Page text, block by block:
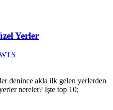
Yerler
denince akla ilk gelen yerlerden
nereler? İşte top 10;